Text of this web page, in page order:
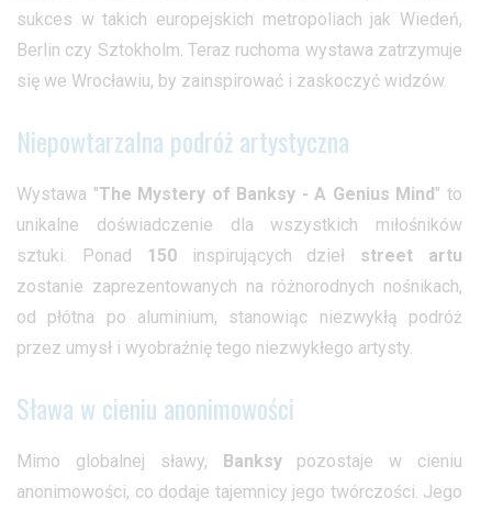
sukces w takich europejskich metropoliach jak Wiedeń,
Berlin czy Sztokholm. Teraz ruchoma wystawa zatrzymuje
się we Wrocławiu, by zainspirować i zaskoczyć widzów.
Niepowtarzalna podróż artystyczna
Wystawa "The Mystery of Banksy - A Genius Mind" to
unikalne doświadczenie dla wszystkich miłośników
sztuki. Ponad 150inspirujących dzieł street artu
zostanie zaprezentowanych na różnorodnych nośnikach,
od płótna po aluminium, stanowiąc niezwykłą podróż
przez umysł i wyobraźnię tego niezwykłego artysty.
Sława w cieniu anonimowości
Mimo globalnej sławy, Banksypozostaje w cieniu
anonimowości, co dodaje tajemnicy jego twórczości. Jego